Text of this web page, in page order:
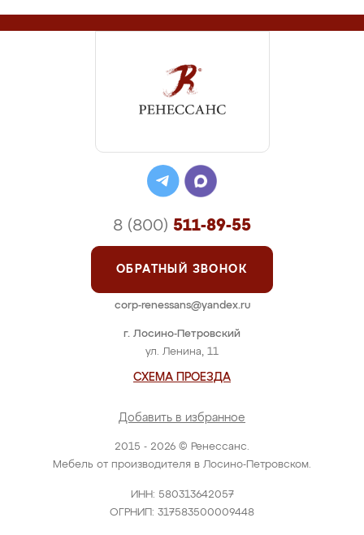
2015 - 2026 © Ренессанс.
Мебель от производителя в Лосино-Петровском.
ИНН: 580313642057
ОГРНИП: 317583500009448
г. Лосино-Петровский
ул. Ленина, 11
СХЕМА ПРОЕЗДА
Добавить в избранное
8 (800) 511-89-55
ОБРАТНЫЙ ЗВОНОК
corp-renessans@yandex.ru